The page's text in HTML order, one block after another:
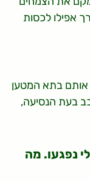
אפילו לכסות
אותם בתא המטען
בעת הנסיעה,
נפגעו. מה